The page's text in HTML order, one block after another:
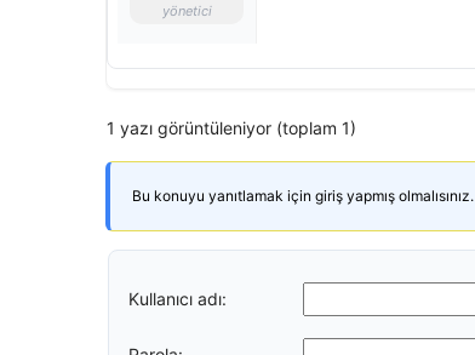
yönetici
1 yazı görüntüleniyor (toplam 1)
Bu konuyu yanıtlamak için giriş yapmış olmalısınız.
Kullanıcı adı: